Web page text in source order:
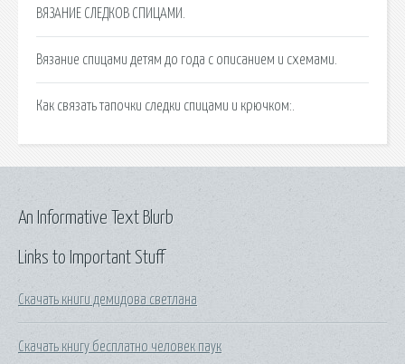
ВЯЗАНИЕ СЛЕДКОВ СПИЦАМИ.
Вязание спицами детям до года с описанием и схемами.
Как связать тапочки следки спицами и крючком:.
Links to Important Stuff
Скачать книги демидова светлана
Скачать книгу бесплатно человек паук
An Informative Text Blurb